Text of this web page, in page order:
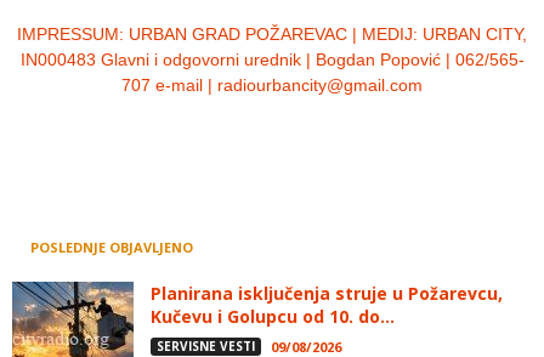
IMPRESSUM: URBAN GRAD POŽAREVAC | MEDIJ: URBAN CITY,
IN000483 Glavni i odgovorni urednik | Bogdan Popović | 062/565-
707 e-mail | radiourbancity@gmail.com
POSLEDNJE OBJAVLJENO
Planirana isključenja struje u Požarevcu,
Kučevu i Golupcu od 10. do...
SERVISNE VESTI 09/08/2026